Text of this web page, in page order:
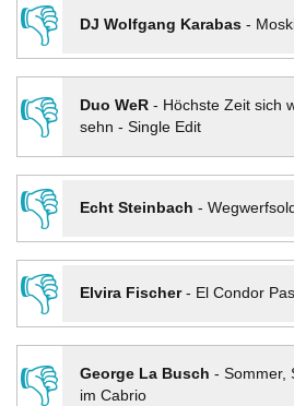
👎
DJ Wolfgang Karabas-
👎
Duo WeR- Höchste Zeit sich
sehn - Single Edit
👎
Echt Steinbach -
👎
Elvira Fischer- El Condor
👎
George La Busch - Sommer,
im Cabrio